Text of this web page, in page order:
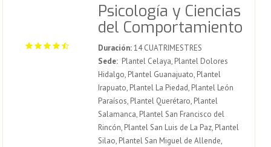
Psicología y Ciencias
del Comportamiento
Duración:14 CUATRIMESTRES
Sede:Plantel Celaya, Plantel Dolores
Hidalgo, Plantel Guanajuato, Plantel
Irapuato, Plantel La Piedad, Plantel León
Paraísos, Plantel Querétaro, Plantel
Salamanca, Plantel San Francisco del
Rincón, Plantel San Luis de La Paz, Plantel
Silao, Plantel San Miguel de Allende,